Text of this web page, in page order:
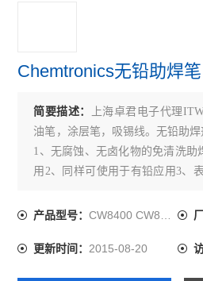
Chemtronics无铅助焊笔
简要描述：
上海卓君电子代理
油笔，涂层笔，吸锡线。无铅助焊
1、无腐蚀、无卤化物的免清洗助
用2、同样可使用于有铅应用3、
004
产品型号：CW8400 CW8300
更新时间：2015-08-20